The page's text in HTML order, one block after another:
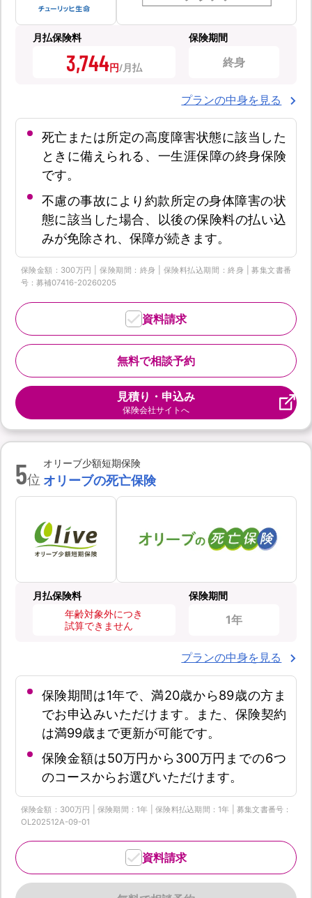
月払保険料
3,744円
保険期間
終身
プランの中身を見る
死亡または所定の高度障害状態に該当した
ときに備えられる、一生涯保障の終身保険
です。
不慮の事故により約款所定の身体障害の状
態に該当した場合、以後の保険料の払い込
みが免除され、保障が続きます。
保険金額：300万円 | 保険期間：終身 | 保険料払込期間：終身 | 募集文書番
号：募補07416-20260205
無料で相談予約
資料請求
見積り・申込み
保険会社サイトへ
5位
オリーブ少額短期保険
オリーブの死亡保険
月払保険料
年齢対象外につき
試算できません
保険期間
1年
プランの中身を見る
保険期間は1年で、満20歳から89歳の方ま
でお申込みいただけます。また、保険契約
は満99歳まで更新が可能です。
保険金額は50万円から300万円までの6つ
のコースからお選びいただけます。
保険金額：300万円 | 保険期間：1年 | 保険料払込期間：1年 | 募集文書番号：
OL202512A-09-01
資料請求